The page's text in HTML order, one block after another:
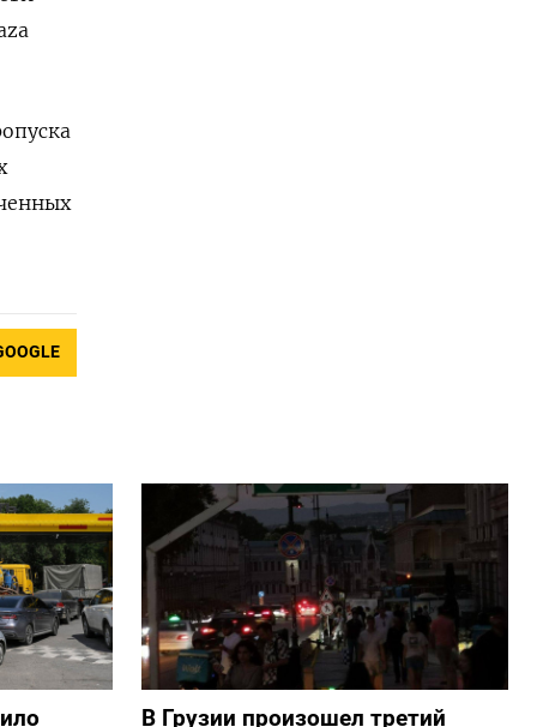
В Грузии произошел третий